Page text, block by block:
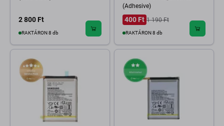
2 800 Ft
RAKTÁRON 8 db
(Adhesive)
400 Ft 1 190 Ft
RAKTÁRON 8 db